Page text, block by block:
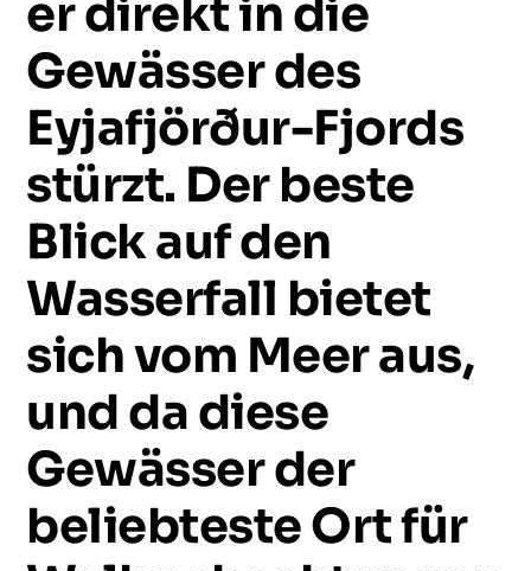
erdirektindie
Gewässerdes
Eyjafjörður-Fjords
stürzt. Der beste
Blickaufden
Wasserfall bietet
sichvom Meeraus,
unddadiese
Gewässerder
beliebtesteOrtfür